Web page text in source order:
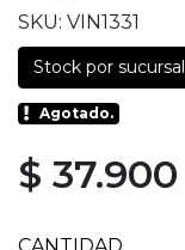
SKU: VIN1331
Stock por sucursal
Agotado.
$ 37.900
CANTIDAD